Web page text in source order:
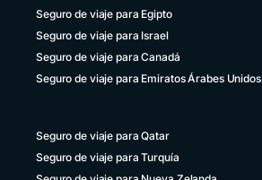
Seguro de viaje para Egipto
Seguro de viaje para Israel
Seguro de viaje para Canadá
Seguro de viaje para Emiratos Árabes Unidos
Seguro de viaje para Qatar
Seguro de viaje para Turquía